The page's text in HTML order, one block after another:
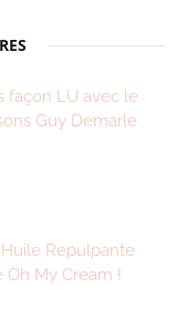
façon LU avec le
Guy Demarle
Repulpante
Oh My Cream !